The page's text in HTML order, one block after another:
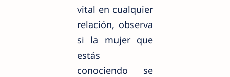
vital en cualquier
relación, observa
si la mujer que
estás
conociendo se